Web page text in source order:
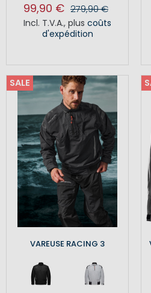
99,90 € 279,90 €
Incl. T.V.A., plus coûts
d'expédition
SALE
VAREUSE RACING 3